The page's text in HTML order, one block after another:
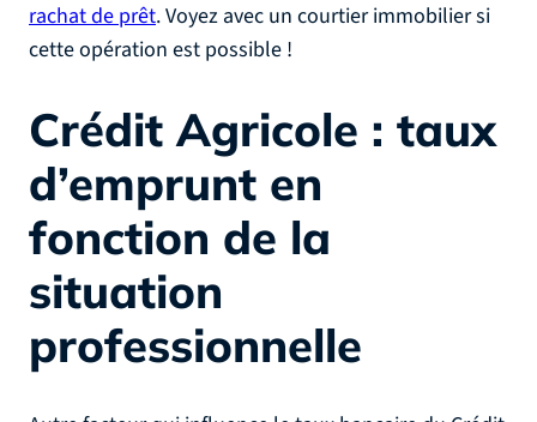
rachat de prêt. Voyez avec un courtier immobilier si
cette opération est possible !
Crédit Agricole : taux
d’emprunt en
fonction de la
situation
professionnelle